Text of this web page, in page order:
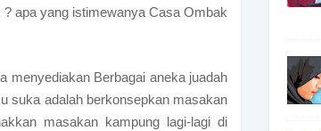
apa yang istimewanya Casa Ombak
menyediakan Berbagai aneka juadah
suka adalah berkonsepkan masakan
masakan kampung lagi-lagi di